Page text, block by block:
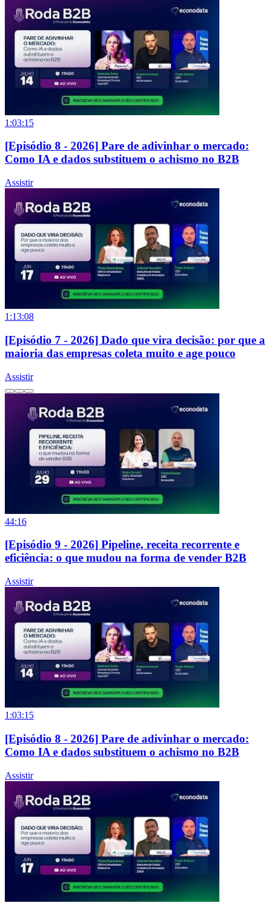
1:03:15
[Episódio 8 - 2026] Pare de adivinhar o mercado:
Como IA e dados substituem o achismo no B2B
Assistir
1:13:08
[Episódio 7 - 2026] Dado que vira decisão: por que a
maioria das empresas coleta muito e age pouco
Assistir
44:16
[Episódio 9 - 2026] Pipeline, receita recorrente e
eficiência: o que mudou na forma de vender B2B
Assistir
1:03:15
[Episódio 8 - 2026] Pare de adivinhar o mercado:
Como IA e dados substituem o achismo no B2B
Assistir